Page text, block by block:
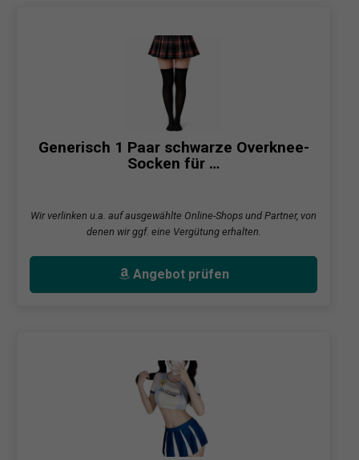
Generisch 1 Paar schwarze Overknee-
Socken für …
Wir verlinken u.a. auf ausgewählte Online-Shops und Partner, von
denen wir ggf. eine Vergütung erhalten.
Angebot prüfen